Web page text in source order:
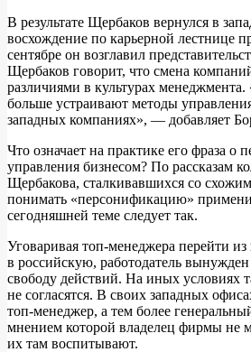
В результате Щербаков вернулся в
восхождение по карьерной лестнице
сентябре он возглавил
Щербаков говорит, что смена
различиями в культурах
больше устраивают методы
западных компаниях», — добавляет
Что означает на практике его фраза о
управления бизнесом? По рассказам
Щербакова, сталкивавшихся со
понимать «персонификацию»
сегодняшней теме следует так.
Уговаривая топ-менеджера перейти
в российскую, работодатель
свободу действий. На иных условиях
не согласятся. В своих западных
топ-менеджер, а тем более
мнением которой владелец фирмы не
их там воспитывают.